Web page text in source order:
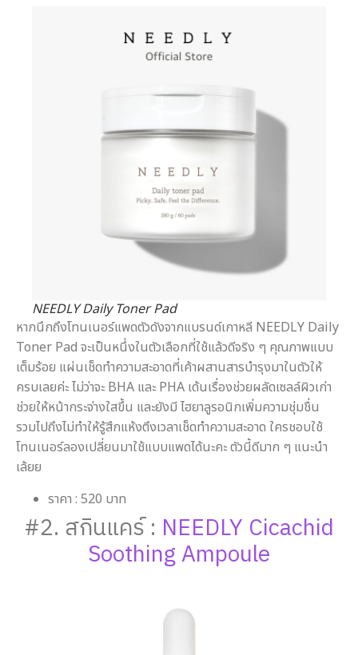
NEEDLY Daily Toner Pad
หากนึกถึงโทนเนอร์แพดตัวดังจากแบรนด์เกาหลี NEEDLY Daily
Toner Pad จะเป็นหนึ่งในตัวเลือกที่ใช้แล้วดีจริง ๆ คุณภาพแบบ
เต็มร้อย แผ่นเช็ดทำความสะอาดที่เค้าผสานสารบำรุงมาในตัวให้
ครบเลยค่ะ ไม่ว่าจะ BHA และ PHA เด้นเรื่องช่วยผลัดเซลล์ผิวเก่า
ช่วยให้หน้ากระจ่างใสขึ้น และยังมี ไฮยาลูรอนิกเพิ่มความชุ่มชื่น
รวมไปถึงไม่ทำให้รู้สึกแห้งตึงเวลาเช็ดทำความสะอาด ใครชอบใช้
โทนเนอร์ลองเปลี่ยนมาใช้แบบแพดได้นะคะ ตัวนี้ดีมาก ๆ แนะนำ
เล้ยย
ราคา : 520 บาท
#2. สกินแคร์ : NEEDLY Cicachid
Soothing Ampoule